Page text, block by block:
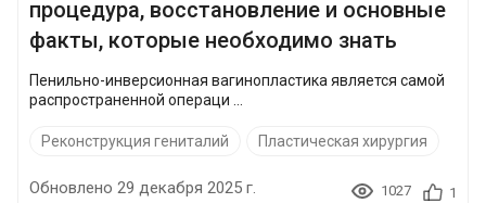
процедура, восстановление и основные
факты, которые необходимо знать
Пенильно-инверсионная вагинопластика является самой
распространенной операци ...
Реконструкция гениталий Пластическая хирургия
Обновлено 29 декабря 2025 г. 1027 1